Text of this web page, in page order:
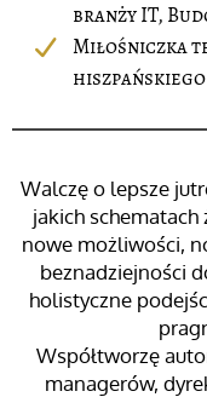
branży IT,
Miłośniczka
Walczę o lepsze
jakich schematach
nowe możliwości,
beznadziejności
holistyczne
Współtworzę
managerów,